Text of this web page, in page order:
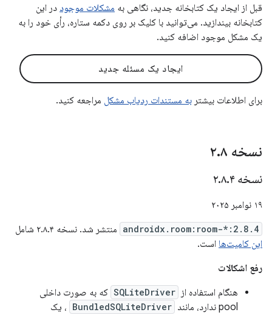
قبل از ایجاد یک کتابخانه جدید، نگاهی به مشکلات موجود در این
کتابخانه بیندازید. می‌توانید با کلیک بر روی دکمه ستاره، رأی خود را به
یک مشکل موجود اضافه کنید.
ایجاد یک مسئله جدید
برای اطلاعات بیشتر به مستندات ردیاب مشکل مراجعه کنید.
نسخه ۲ .۸
نسخه ۲ .۸.۴
۱۹ نوامبر ۲۰۲۵
androidx.room:room-*:2.8.4 منتشر شد. نسخه ۲.۸.۴ شامل
این کامیت‌ها است.
رفع اشکالات
هنگام استفاده از SQLiteDriver که به صورت داخلی
pool ندارد، مانند
BundledSQLiteDriver ، یک